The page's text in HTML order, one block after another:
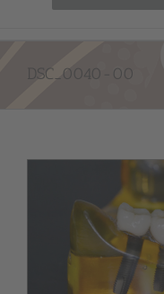
DSC_0040-00